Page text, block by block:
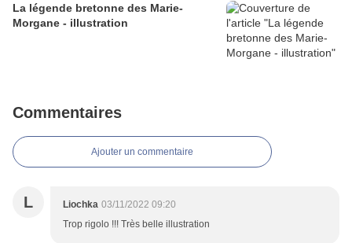
La légende bretonne des Marie-
Morgane - illustration
Commentaires
Ajouter un commentaire
L Liochka 03/11/2022 09:20
Trop rigolo !!! Très belle illustration